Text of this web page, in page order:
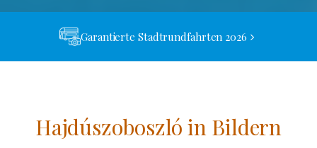
Garantierte Stadtrundfahrten 2026
Hajdúszoboszló in Bildern